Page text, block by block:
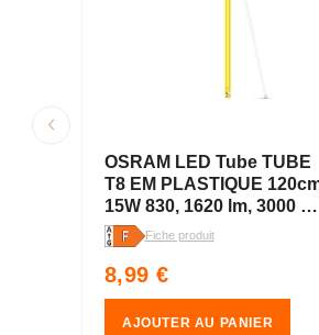
OSRAM LED Tube TUBE
T8 EM PLASTIQUE
15W 830, 1620 lm, 3000 K,
Blanc chaud
Fiche produit
Prix
habituel
8,99 €
AJOUTER AU PANIER